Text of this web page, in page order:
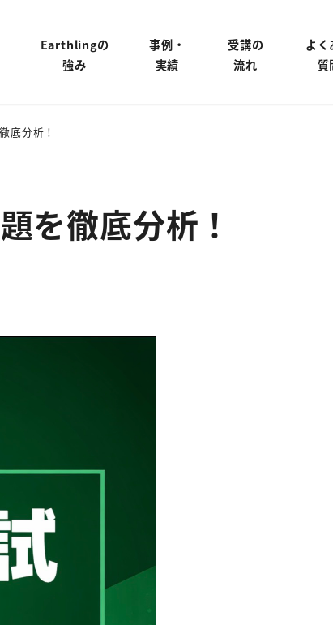
Earthlingの
強み
事例・
実績
受講の
流れ
よく
質
底分析！
を徹底分析！